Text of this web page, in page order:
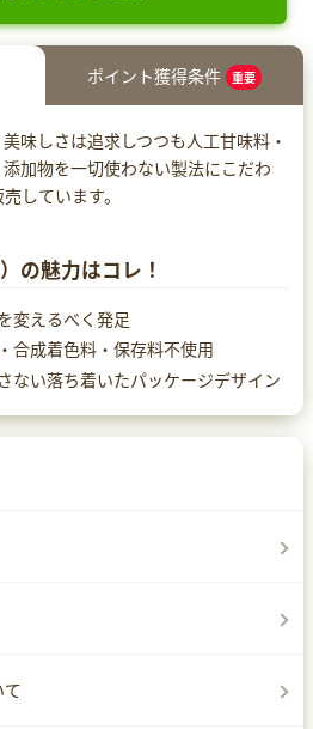
ポイント獲得条件 重要
味しさは追求しつつも人工甘味料・
加物を一切使わない製法にこだわ
しています。
の魅力はコレ！
変えるべく発足
合成着色料・保存料不使用
ない落ち着いたパッケージデザイン
て